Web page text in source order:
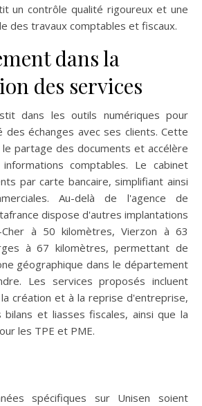
un contrôle qualité rigoureux et une
des travaux comptables et fiscaux.
dans la
des services
dans les outils numériques pour
des échanges avec ses clients. Cette
partage des documents et accélère
comptables. Le cabinet
par carte bancaire, simplifiant ainsi
Au-delà de l'agence de
dispose d'autres implantations
Cher à 50 kilomètres, Vierzon à 63
à 67 kilomètres, permettant de
géographique dans le département
Les services proposés incluent
création et à la reprise d'entreprise,
et liasses fiscales, ainsi que la
les TPE et PME.
spécifiques sur Unisen soient